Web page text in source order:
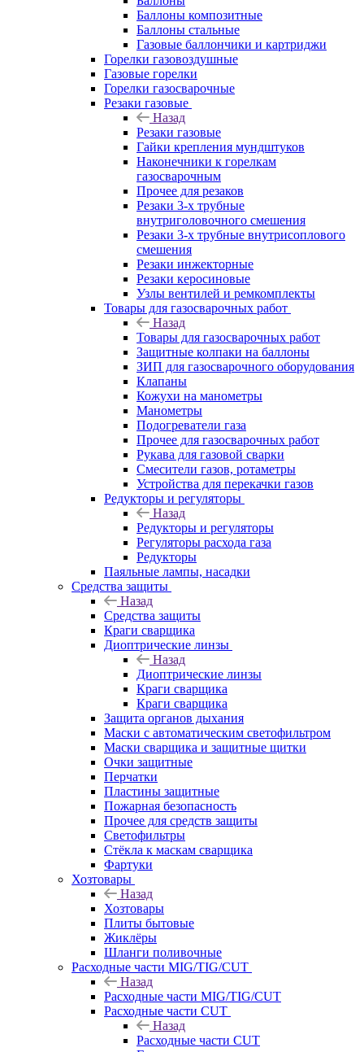
Баллоны композитные
Баллоны стальные
Газовые баллончики и картриджи
Горелки газовоздушные
Газовые горелки
Горелки газосварочные
Резаки газовые
Назад
Резаки газовые
Гайки крепления мундштуков
Наконечники к горелкам
газосварочным
Прочее для резаков
Резаки 3-х трубные
внутриголовочного смешения
Резаки 3-х трубные внутрисоплового
смешения
Резаки инжекторные
Резаки керосиновые
Узлы вентилей и ремкомплекты
Товары для газосварочных работ
Назад
Товары для газосварочных работ
Защитные колпаки на баллоны
ЗИП для газосварочного оборудования
Клапаны
Кожухи на манометры
Манометры
Подогреватели газа
Прочее для газосварочных работ
Рукава для газовой сварки
Смесители газов, ротаметры
Устройства для перекачки газов
Редукторы и регуляторы
Назад
Редукторы и регуляторы
Регуляторы расхода газа
Редукторы
Паяльные лампы, насадки
Средства защиты
Назад
Средства защиты
Краги сварщика
Диоптрические линзы
Назад
Диоптрические линзы
Краги сварщика
Краги сварщика
Защита органов дыхания
Маски с автоматическим светофильтром
Маски сварщика и защитные щитки
Очки защитные
Перчатки
Пластины защитные
Пожарная безопасность
Прочее для средств защиты
Светофильтры
Стёкла к маскам сварщика
Фартуки
Хозтовары
Назад
Хозтовары
Плиты бытовые
Жиклёры
Шланги поливочные
Расходные части MIG/TIG/CUT
Назад
Расходные части MIG/TIG/CUT
Расходные части CUT
Назад
Расходные части CUT